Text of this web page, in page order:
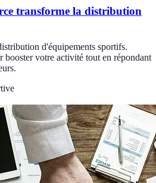
transforme la distribution
d'équipements sportifs.
booster votre activité tout en répondant